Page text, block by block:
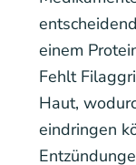
einem
Fehlt
Haut,
eindringen